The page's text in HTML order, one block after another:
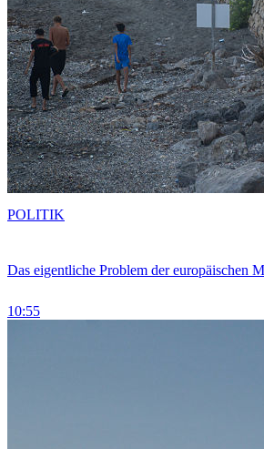
Das eigentliche Problem der europäischen
10:55
POLITIK